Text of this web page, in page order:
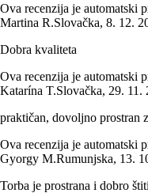
Ova recenzija je automatski
Martina R.Slovačka, 8. 12.
Dobra kvaliteta
Ova recenzija je automatski
Katarína T.Slovačka, 29. 11.
praktičan, dovoljno prostran
Ova recenzija je automatski
Gyorgy M.Rumunjska, 13.
Torba je prostrana i dobro